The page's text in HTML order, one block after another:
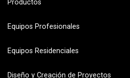
Productos
Equipos Profesionales
Equipos Residenciales
Diseño y Creación de Proyectos